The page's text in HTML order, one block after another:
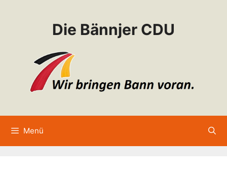
Die Bännjer CDU
Menü